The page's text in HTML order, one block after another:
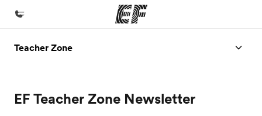
Hem
Program
Teacher Zone
EF Teacher Zone Newsletter